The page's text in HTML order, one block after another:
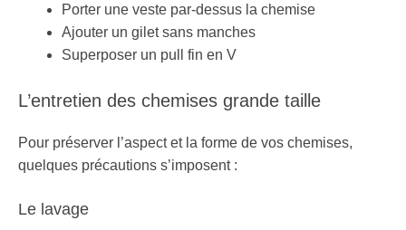
Porter une veste par-dessus la chemise
Ajouter un gilet sans manches
Superposer un pull fin en V
L’entretien des chemises grande taille
Pour préserver l’aspect et la forme de vos chemises,
quelques précautions s’imposent :
Le lavage